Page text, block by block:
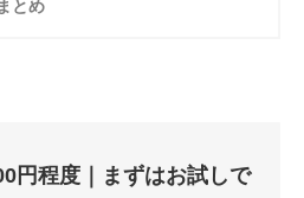
とめ
円程度｜まずはお試しで